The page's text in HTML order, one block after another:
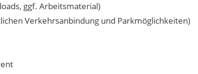
ggf. Arbeitsmaterial)
Verkehrsanbindung und Parkmöglichkeiten)